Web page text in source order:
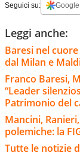
Seguici su:
Leggi anche:
Baresi nel
dal Milan e
Franco Baresi,
“Leader
Patrimonio del
Mancini,
polemiche: la
Tutte le notizie